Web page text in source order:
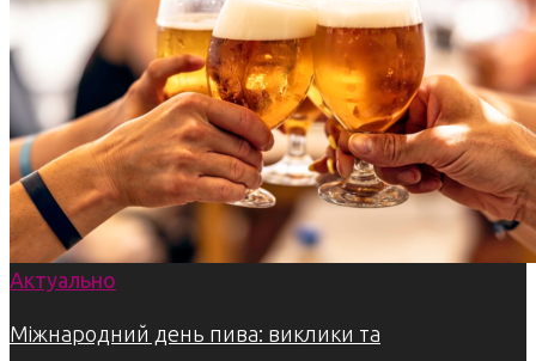
Актуально
Міжнародний день пива: виклики та